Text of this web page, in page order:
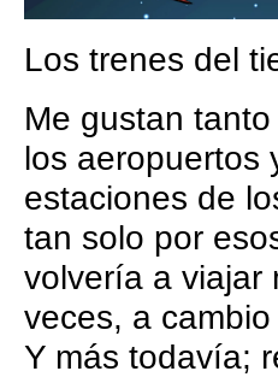
Los trenes del
Me gustan
los aeropuertos
estaciones de
tan solo por
volvería a viajar
veces, a
Y más todavía;